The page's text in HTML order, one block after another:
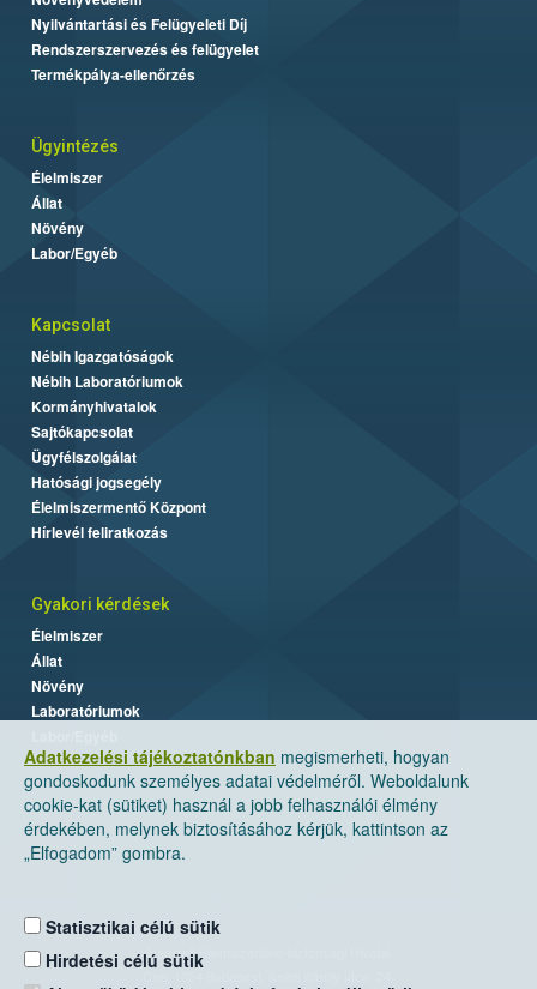
Adatkezelési tájékoztatónkban megismerheti, hogyan
gondoskodunk személyes adatai védelméről. Weboldalunk
cookie-kat (sütiket) használ a jobb felhasználói élmény
érdekében, melynek biztosításához kérjük, kattintson az
„Elfogadom” gombra.
Statisztikai célú sütik
Hirdetési célú sütik
Nyilvántartási és Felügyeleti Díj
Rendszerszervezés és felügyelet
Termékpálya-ellenőrzés
Ügyintézés
Élelmiszer
Állat
Növény
Labor/Egyéb
Kapcsolat
Nébih Igazgatóságok
Nébih Laboratóriumok
Kormányhivatalok
Sajtókapcsolat
Ügyfélszolgálat
Hatósági jogsegély
Élelmiszermentő Központ
Hírlevél feliratkozás
Gyakori kérdések
Élelmiszer
Állat
Növény
Laboratóriumok
Nemzeti Élelmiszerlánc-biztonsági Hivatal